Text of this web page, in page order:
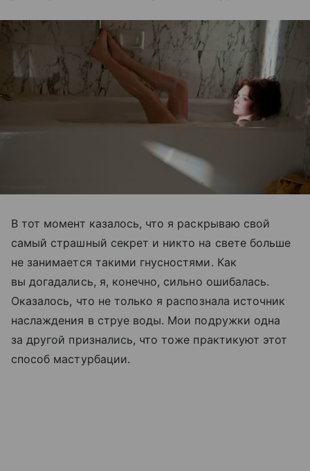
В тот момент казалось, что я раскрываю свой
самый страшный секрет и никто на свете больше
не занимается такими гнусностями. Как
вы догадались, я, конечно, сильно ошибалась.
Оказалось, что не только я распознала источник
наслаждения в струе воды. Мои подружки одна
за другой признались, что тоже практикуют этот
способ мастурбации.